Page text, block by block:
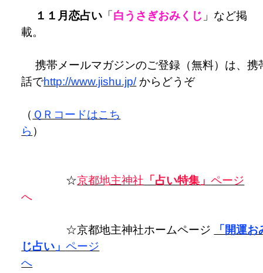
１１月恋占い 「白うさぎおみくじ 」など掲
携帯メールマガジンのご登録（無料）は、携
話でhttp://www.jishu.jp/からどうぞ
（ ＱＲコードはこち
ら
☆京都地主神社 「占い特集」ページ
☆京都地主神社ホームページ
「開運
じ占い」ページ
へ